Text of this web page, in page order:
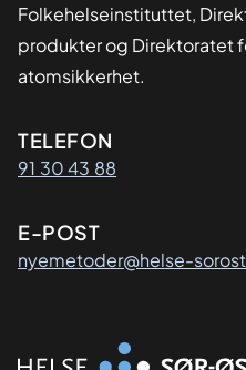
Folkehelseinstituttet,
produkter og Direktoratet
atomsikkerhet.
TELEFON
91 30 43 88
E-POST
nyemetoder@helse-
Organisasjon